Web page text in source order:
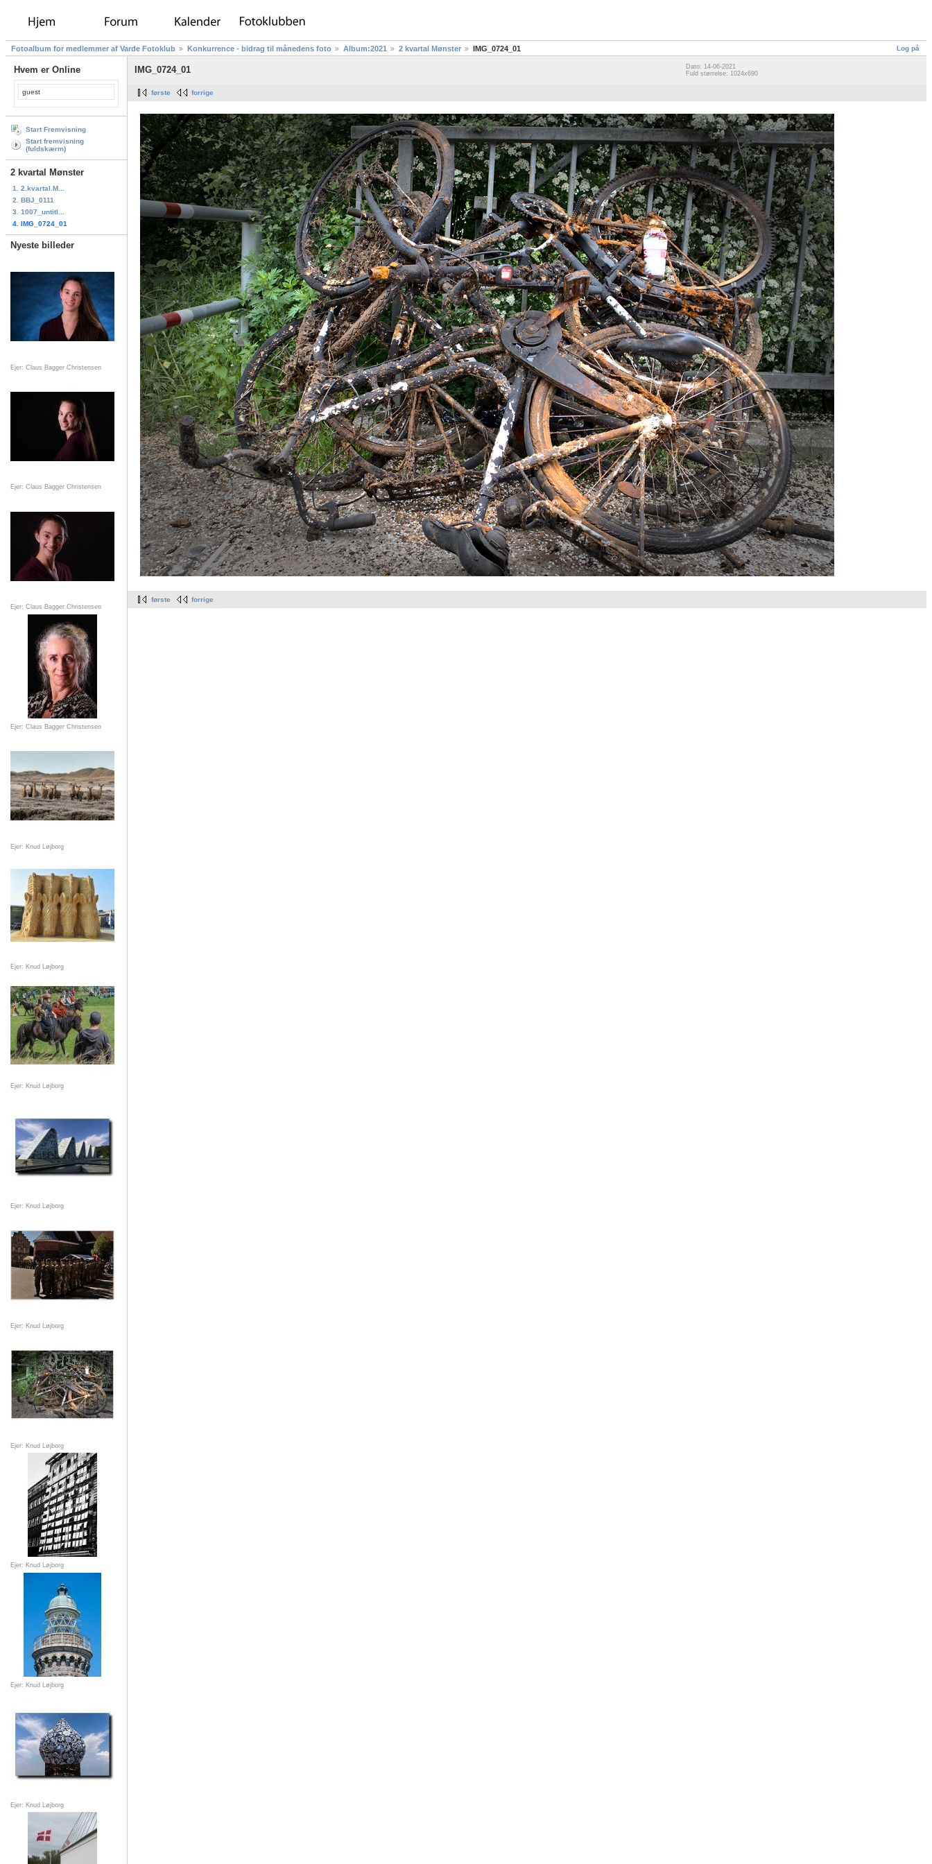
Log på
Fotoalbum for medlemmer af Varde Fotoklub Konkurrence - bidrag til månedens foto Album:2021 2 kvartal Mønster IMG_0724_01
Hvem er Online
guest
Start Fremvisning
Start fremvisning
(fuldskærm)
2 kvartal Mønster
1. 2.kvartal.M...
2. BBJ_0111
3. 1007_untitl...
4. IMG_0724_01
Nyeste billeder
Ejer: Claus Bagger Christensen
Ejer: Claus Bagger Christensen
Ejer: Claus Bagger Christensen
Ejer: Claus Bagger Christensen
Ejer: Knud Løjborg
Ejer: Knud Løjborg
Ejer: Knud Løjborg
Ejer: Knud Løjborg
Ejer: Knud Løjborg
Ejer: Knud Løjborg
Ejer: Knud Løjborg
Ejer: Knud Løjborg
Ejer: Knud Løjborg
IMG_0724_01
Dato: 14-06-2021
Fuld størrelse: 1024x690
første forrige
første forrige